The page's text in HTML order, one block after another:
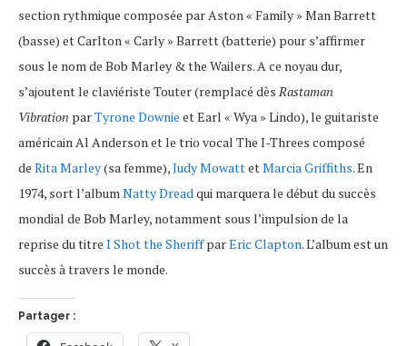
section rythmique composée par Aston « Family » Man Barrett
(basse) et Carlton « Carly » Barrett (batterie) pour s’affirmer
sous le nom de Bob Marley & the Wailers. A ce noyau dur,
s’ajoutent le claviériste Touter (remplacé dès Rastaman
Vibration parTyrone Downie et Earl « Wya » Lindo), le guitariste
américain Al Anderson et le trio vocal The I-Threes composé
de Rita Marley(sa femme),Judy MowattetMarcia Griffiths. En
1974, sort l’albumNatty Dreadqui marquera le début du succès
mondial de Bob Marley, notamment sous l’impulsion de la
reprise du titre I Shot the SheriffparEric Clapton. L’album est un
succès à travers le monde.
Partager :